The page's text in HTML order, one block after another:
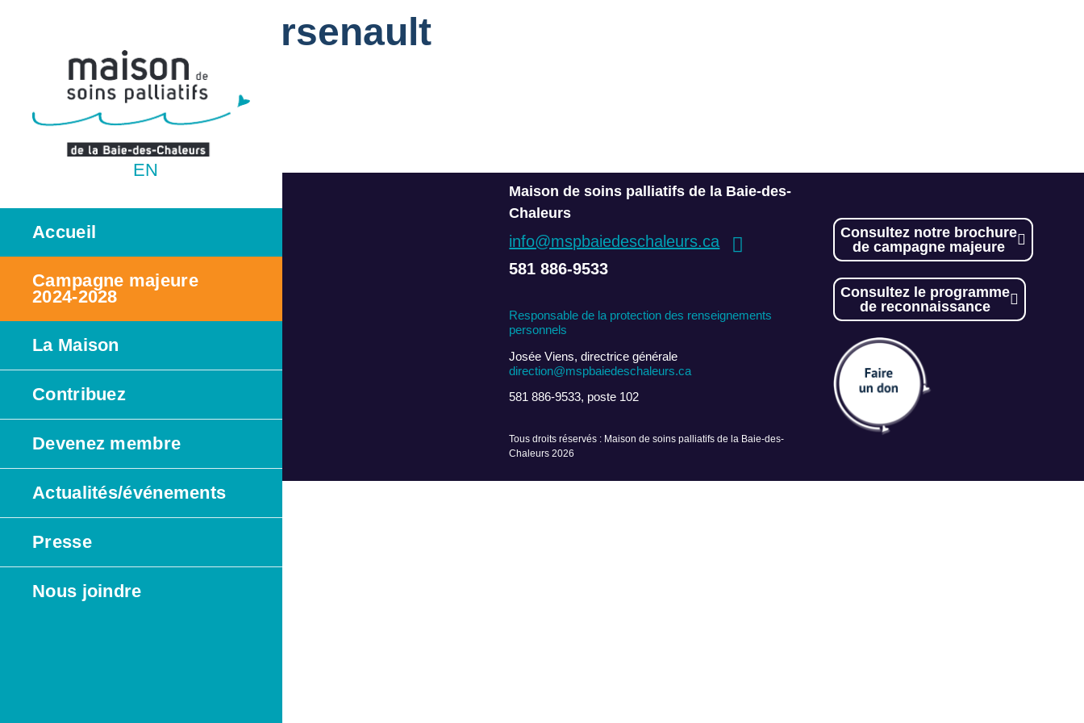
EN
Accueil
Campagne majeure
2024-2028
La Maison
Contribuez
Devenez membre
Actualités/événements
Presse
Nous joindre
François Arsenault
Cofondateur
Fabrication Delta
Maison de soins palliatifs de la Baie-des-
Chaleurs
info@mspbaiedeschaleurs.ca
581 886-9533
Responsable de la protection des renseignements
personnels
Josée Viens, directrice générale
direction@mspbaiedeschaleurs.ca
581 886-9533, poste 102
Tous droits réservés : Maison de soins palliatifs de la Baie-des-
Chaleurs 2026
Consultez notre brochure
de campagne majeure
Consultez le programme
de reconnaissance